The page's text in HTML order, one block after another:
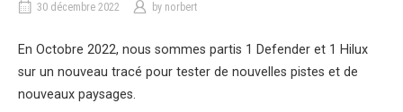
30 décembre 2022 by norbert
En Octobre 2022, nous sommes partis 1 Defender et 1 Hilux
sur un nouveau tracé pour tester de nouvelles pistes et de
nouveaux paysages.